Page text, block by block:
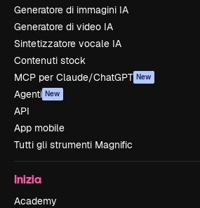
Generatore di immagini IA
Generatore di video IA
Sintetizzatore vocale IA
Contenuti stock
MCP per Claude/ChatGPT New
Agenti New
API
App mobile
Tutti gli strumenti Magnific
Inizia
Academy